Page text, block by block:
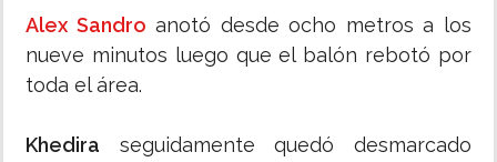
Alex Sandro anotó desde ocho metros a los
nueve minutos luego que el balón rebotó por
toda el área.
Khedira seguidamente quedó desmarcado